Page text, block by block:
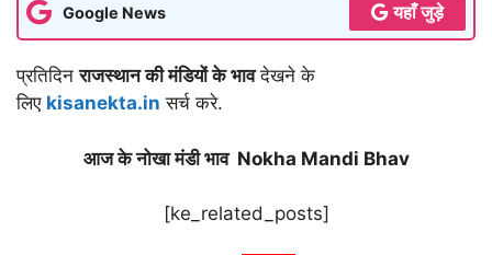
Google News यहाँ जुड़े
प्रतिदिनराजस्थान की मंडियों के भावदेखने के
लिए kisanekta.in सर्च करे.
आज के नोखा मंडी भाव Nokha Mandi Bhav
[ke_related_posts]